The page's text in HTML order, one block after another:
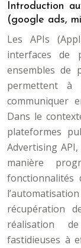
Introduction
(google ads,
Les APIs
interfaces de
ensembles de
permettent à
communiquer
Dans le
plateformes
Advertising
manière
fonctionnalités
récupération
réalisation
fastidieuses à